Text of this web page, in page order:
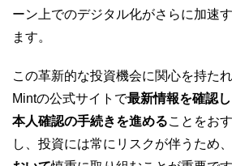
ーン上でのデジタル化がさらに加速
ます。
この革新的な投資機会に関心を持た
Mintの公式サイトで最新情報を確認
本人確認の手続きを進めることをお
し、投資には常にリスクが伴うため、